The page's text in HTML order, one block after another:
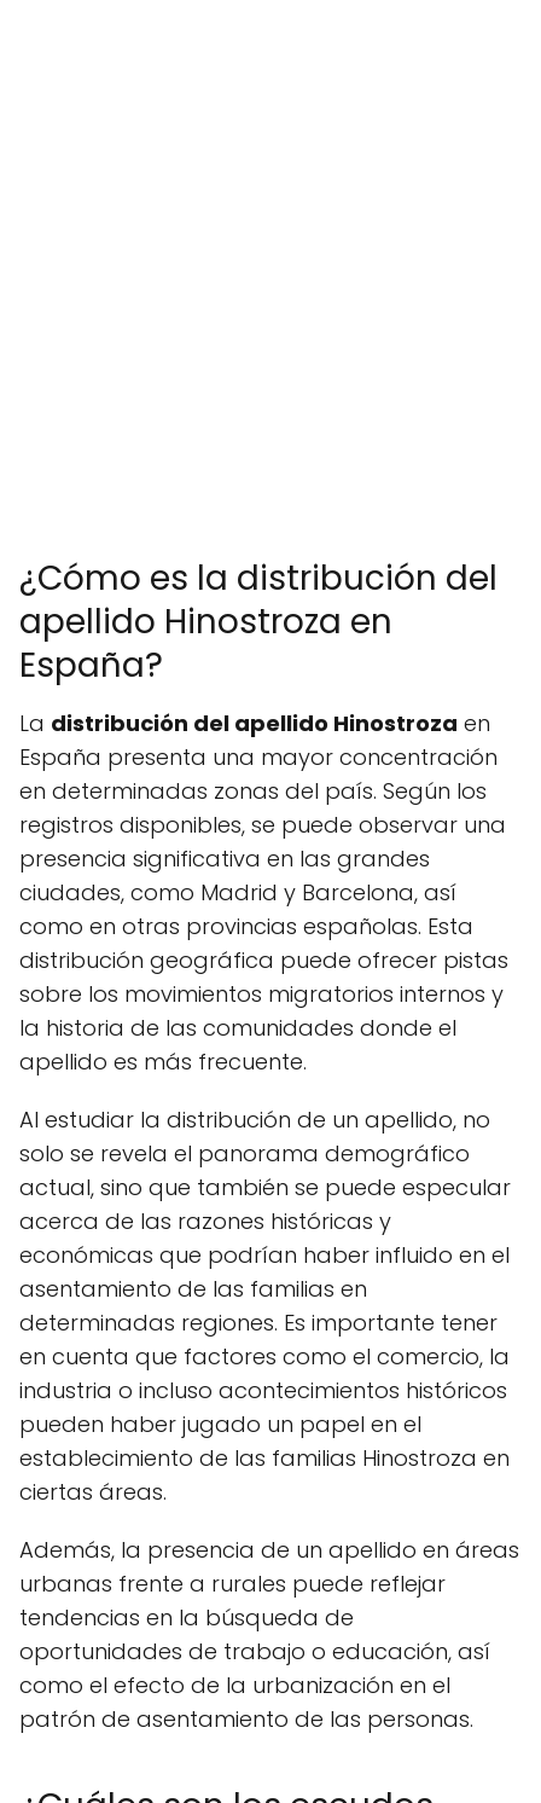
¿Cómo es la distribución del
apellido Hinostroza en
España?
La distribución del apellido Hinostroza en
España presenta una mayor concentración
en determinadas zonas del país. Según los
registros disponibles, se puede observar una
presencia significativa en las grandes
ciudades, como Madrid y Barcelona, así
como en otras provincias españolas. Esta
distribución geográfica puede ofrecer pistas
sobre los movimientos migratorios internos y
la historia de las comunidades donde el
apellido es más frecuente.
Al estudiar la distribución de un apellido, no
solo se revela el panorama demográfico
actual, sino que también se puede especular
acerca de las razones históricas y
económicas que podrían haber influido en el
asentamiento de las familias en
determinadas regiones. Es importante tener
en cuenta que factores como el comercio, la
industria o incluso acontecimientos históricos
pueden haber jugado un papel en el
establecimiento de las familias Hinostroza en
ciertas áreas.
Además, la presencia de un apellido en áreas
urbanas frente a rurales puede reflejar
tendencias en la búsqueda de
oportunidades de trabajo o educación, así
como el efecto de la urbanización en el
patrón de asentamiento de las personas.